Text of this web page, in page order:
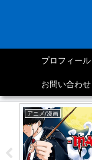
プロフィール
お問い合わせ
アニメ/漫画